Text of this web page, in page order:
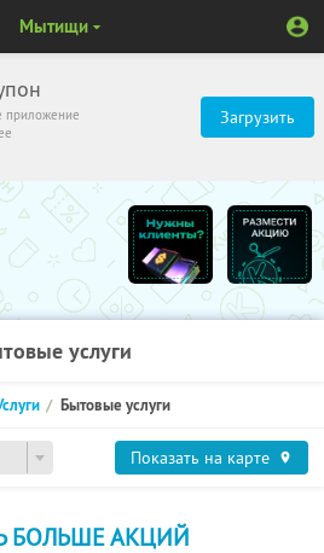
приложение
Загрузить
Мытищи
услуги
Бытовые услуги
Показать на карте
БОЛЬШЕ АКЦИЙ